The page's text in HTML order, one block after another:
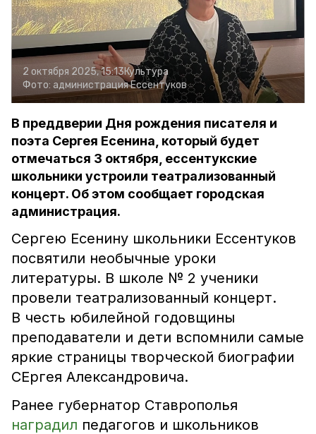
2 октября 2025, 15:13Культура
Фото: администрация Ессентуков
В преддверии Дня рождения писателя и
поэта Сергея Есенина, который будет
отмечаться 3 октября, ессентукские
школьники устроили театрализованный
концерт. Об этом сообщает городская
администрация.
Сергею Есенину школьники Ессентуков
посвятили необычные уроки
литературы. В школе № 2 ученики
провели театрализованный концерт.
В честь юбилейной годовщины
преподаватели и дети вспомнили самые
яркие страницы творческой биографии
СЕргея Александровича.
Ранее губернатор Ставрополья
наградил педагогов и школьников